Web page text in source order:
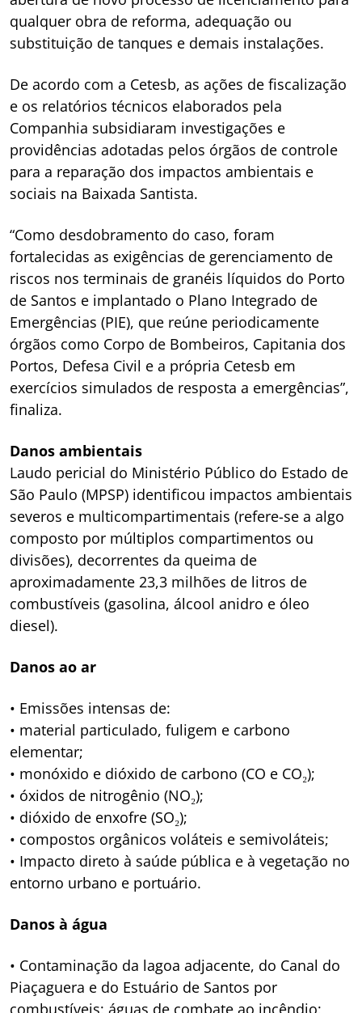
qualquer obra de reforma, adequação ou
substituição de tanques e demais instalações.
De acordo com a Cetesb, as ações de fiscalização
e os relatórios técnicos elaborados pela
Companhia subsidiaram investigações e
providências adotadas pelos órgãos de controle
para a reparação dos impactos ambientais e
sociais na Baixada Santista.
“Como desdobramento do caso, foram
fortalecidas as exigências de gerenciamento de
riscos nos terminais de granéis líquidos do Porto
de Santos e implantado o Plano Integrado de
Emergências (PIE), que reúne periodicamente
órgãos como Corpo de Bombeiros, Capitania dos
Portos, Defesa Civil e a própria Cetesb em
exercícios simulados de resposta a emergências”,
finaliza.
Danos ambientais
Laudo pericial do Ministério Público do Estado de
São Paulo (MPSP) identificou impactos ambientais
severos e multicompartimentais (refere-se a algo
composto por múltiplos compartimentos ou
divisões), decorrentes da queima de
aproximadamente 23,3 milhões de litros de
combustíveis (gasolina, álcool anidro e óleo
diesel).
Danos ao ar
• Emissões intensas de:
• material particulado, fuligem e carbono
elementar;
• monóxido e dióxido de carbono (CO e CO₂);
• óxidos de nitrogênio (NO₂);
• dióxido de enxofre (SO₂);
• compostos orgânicos voláteis e semivoláteis;
• Impacto direto à saúde pública e à vegetação no
entorno urbano e portuário.
Danos à água
• Contaminação da lagoa adjacente, do Canal do
Piaçaguera e do Estuário de Santos por